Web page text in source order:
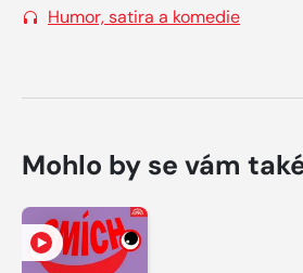
Humor, satira a komedie
Mohlo by se vám